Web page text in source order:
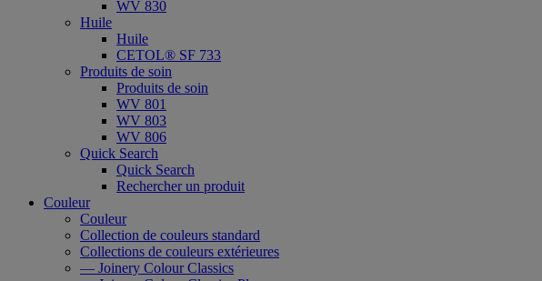
WV 830
Huile
Huile
CETOL® SF 733
Produits de soin
Produits de soin
WV 801
WV 803
WV 806
Quick Search
Quick Search
Rechercher un produit
Couleur
Couleur
Collection de couleurs standard
Collections de couleurs extérieures
— Joinery Colour Classics